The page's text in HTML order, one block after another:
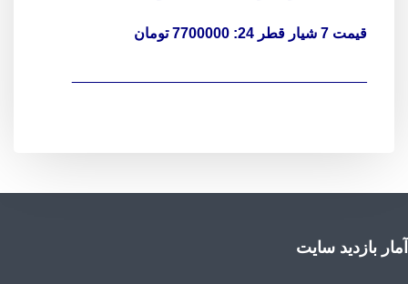
قیمت 7 شیار قطر 24: 7700000 تومان
آمار بازدید سایت